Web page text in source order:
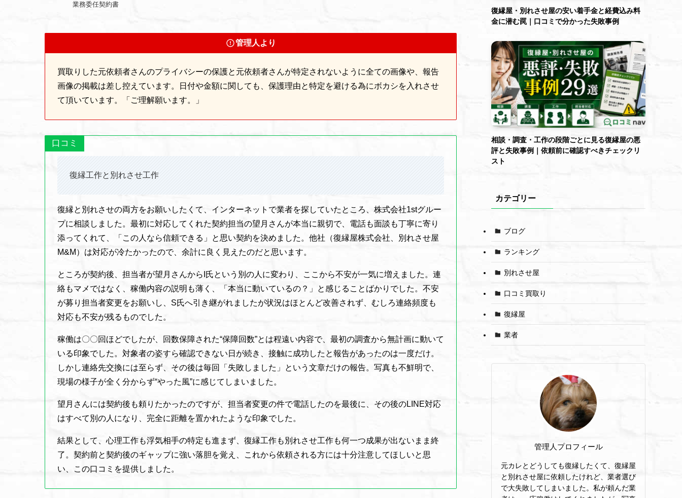
業務委任契約書
管理人より
買取りした元依頼者さんのプライバシーの保護と元依頼者さんが特定されないように全ての画像や、報告
画像の掲載は差し控えています。日付や金額に関しても、保護理由と特定を避ける為にボカシを入れさせ
て頂いています。「ご理解願います。」
口コミ
復縁工作と別れさせ工作
復縁と別れさせの両方をお願いしたくて、インターネットで業者を探していたところ、株式会社1stグルー
プに相談しました。最初に対応してくれた契約担当の望月さんが本当に親切で、電話も面談も丁寧に寄り
添ってくれて、「この人なら信頼できる」と思い契約を決めました。他社（復縁屋株式会社、別れさせ屋
M&M）は対応が冷たかったので、余計に良く見えたのだと思います。
ところが契約後、担当者が望月さんからI氏という別の人に変わり、ここから不安が一気に増えました。連
絡もマメではなく、稼働内容の説明も薄く、「本当に動いているの？」と感じることばかりでした。不安
が募り担当者変更をお願いし、S氏へ引き継がれましたが状況はほとんど改善されず、むしろ連絡頻度も
対応も不安が残るものでした。
稼働は〇〇回ほどでしたが、回数保障された“保障回数”とは程遠い内容で、最初の調査から無計画に動いて
いる印象でした。対象者の姿すら確認できない日が続き、接触に成功したと報告があったのは一度だけ。
しかし連絡先交換には至らず、その後は毎回「失敗しました」という文章だけの報告。写真も不鮮明で、
現場の様子が全く分からず“やった風”に感じてしまいました。
望月さんには契約後も頼りたかったのですが、担当者変更の件で電話したのを最後に、その後のLINE対応
はすべて別の人になり、完全に距離を置かれたような印象でした。
結果として、心理工作も浮気相手の特定も進まず、復縁工作も別れさせ工作も何一つ成果が出ないまま終
了。契約前と契約後のギャップに強い落胆を覚え、これから依頼される方には十分注意してほしいと思
い、この口コミを提供しました。
復縁屋・別れさせ屋の安い着手金と経費込み料
金に潜む罠｜口コミで分かった失敗事例
相談・調査・工作の段階ごとに見る復縁屋の悪
評と失敗事例｜依頼前に確認すべきチェックリ
スト
カテゴリー
ブログ
ランキング
別れさせ屋
口コミ買取り
復縁屋
業者
管理人プロフィール
元カレとどうしても復縁したくて、復縁屋
と別れさせ屋に依頼したけれど、業者選び
で大失敗してしまいました。私が頼んだ業